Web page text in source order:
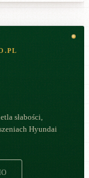
słabości,
Hyundai